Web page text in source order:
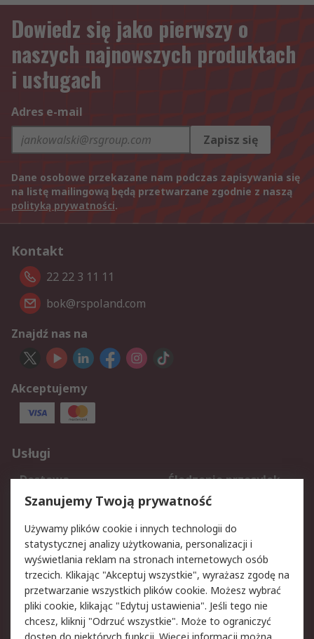
Dowiedz się jako pierwszy o
naszych najnowszych produktach
i usługach
Adres e-mail
Zapisz się
Dane osobowe przekazane nam podczas zapisywania się
na listę mailingową będą przetwarzane zgodnie z naszą
polityką prywatności.
Kontakt
22 22 3 11 11
bok@rspoland.com
Znajdź nas na
Akceptujemy
Usługi
Dostawa
Śledzenie przesyłek
Reklamacje i zwroty
Rejestracja
Aspekty prawne
Bezpieczeństwo e-
maila
Polityka dotycząca
plików cookie
Polityka prywatności
Użytkowanie witryny
Szanujemy Twoją prywatność
Używamy plików cookie i innych technologii do
statystycznej analizy użytkowania, personalizacji i
wyświetlania reklam na stronach internetowych osób
trzecich. Klikając "Akceptuj wszystkie", wyrażasz zgodę na
przetwarzanie wszystkich plików cookie. Możesz wybrać
pliki cookie, klikając "Edytuj ustawienia". Jeśli tego nie
chcesz, kliknij "Odrzuć wszystkie". Może to ograniczyć